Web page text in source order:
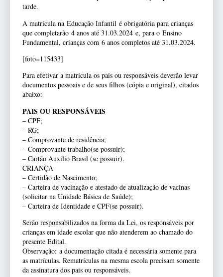
tarde.
A matrícula na Educação Infantil é obrigatória para crianças
que completarão 4 anos até 31.03.2024 e, para o Ensino
Fundamental, crianças com 6 anos completos até 31.03.2024.
[foto=115433]
Para efetivar a matrícula os pais ou responsáveis deverão levar
documentos pessoais e de seus filhos (cópia e original), citados
abaixo:
PAIS OU RESPONSÁVEIS
– CPF;
– RG;
– Comprovante de residência;
– Comprovante trabalho(se possuir);
– Cartão Auxilio Brasil (se possuir).
CRIANÇA
– Certidão de Nascimento;
– Carteira de vacinação e atestado de atualização de vacinas
(solicitar na Unidade Básica de Saúde);
– Carteira de Identidade e CPF(se possuir).
Serão responsabilizados na forma da Lei, os responsáveis por
crianças em idade escolar que não atenderem ao chamado do
presente Edital.
Observação: a documentação citada é necessária somente para
as matrículas. Rematrículas na mesma escola precisam somente
da assinatura dos pais ou responsáveis.